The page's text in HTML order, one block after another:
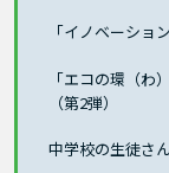
「イノベーショ
「エコの環（わ
（第2弾）
中学校の生徒さ